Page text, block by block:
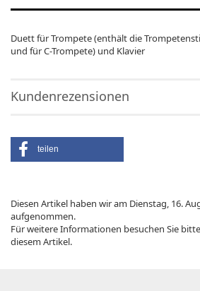
Duett für Trompete (enthält die
und für C-Trompete) und Klavier
Kundenrezensionen
teilen
Diesen Artikel haben wir am Dienstag, 16.
aufgenommen.
Für weitere Informationen besuchen Sie
diesem Artikel.